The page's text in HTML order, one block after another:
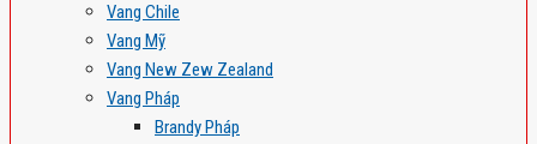
Vang Chile
Vang Mỹ
Vang New Zew Zealand
Vang Pháp
Brandy Pháp